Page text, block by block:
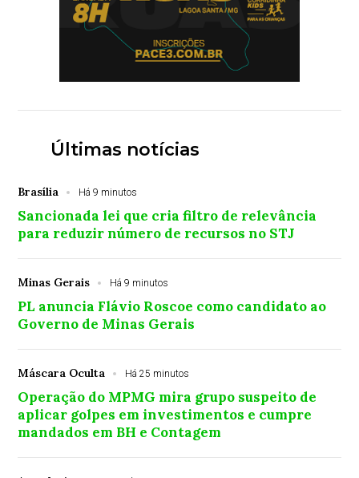
Últimas notícias
Brasília Há 9 minutos
Sancionada lei que cria filtro de relevância
para reduzir número de recursos no STJ
Minas Gerais Há 9 minutos
PL anuncia Flávio Roscoe como candidato ao
Governo de Minas Gerais
Máscara Oculta Há 25 minutos
Operação do MPMG mira grupo suspeito de
aplicar golpes em investimentos e cumpre
mandados em BH e Contagem